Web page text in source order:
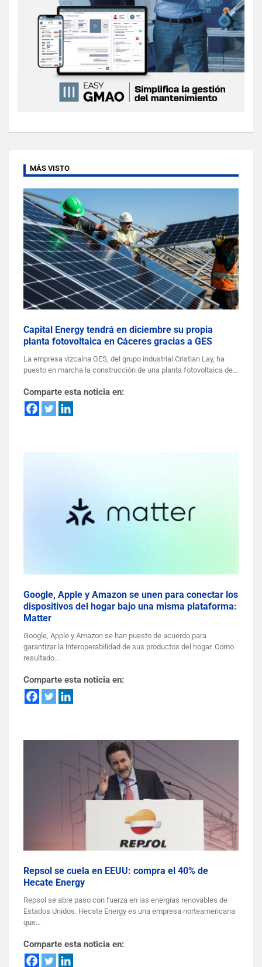
MÁS VISTO
Capital Energy tendrá en diciembre su propia
planta fotovoltaica en Cáceres gracias a GES
La empresa vizcaína GES, del grupo industrial Cristian Lay, ha
puesto en marcha la construcción de una planta fotovoltaica de…
Comparte esta noticia en:
Google, Apple y Amazon se unen para conectar los
dispositivos del hogar bajo una misma plataforma:
Matter
Google, Apple y Amazon se han puesto de acuerdo para
garantizar la interoperabilidad de sus productos del hogar. Como
resultado…
Comparte esta noticia en:
Repsol se cuela en EEUU: compra el 40% de
Hecate Energy
Repsol se abre paso con fuerza en las energías renovables de
Estados Unidos. Hecate Energy es una empresa norteamericana
que…
Comparte esta noticia en: